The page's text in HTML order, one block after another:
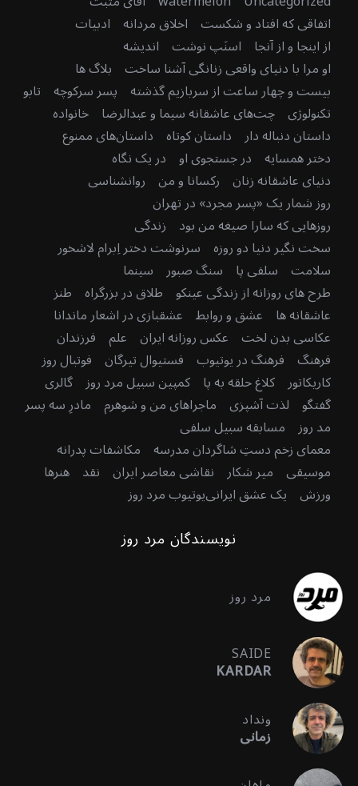
اتفاقی که افتاد و شکست اخلاق مردانه ادبیات
از اینجا و از آنجا اسنَپ نوشت اندیشه
او مرا با دنیای واقعی زنانگی آشنا ساخت بلاگ ها
بیست و چهار ساعت از سربازیم گذشته پسر سرکوچه تابو
تکنولوژی چت‌های عاشقانه سیما و عبدالرضا خانواده
داستان دنباله دار داستان کوتاه داستان‌های ممنوع
دختر همسایه در جستجوی او در یک نگاه
دنیای عاشقانه زنان رکسانا و من روانشناسی
روز شمار یک «پسر مجرد» در تهران
روزهایی که سارا صیغه من بود زندگی
سخت نگیر دنیا دو روزه سرنوشت دختر اِبرام لاشخور
سلامت سلفی پا سنگ صبور سینما
طرح های روزانه از زندگی عینکو طلاق در بزرگراه طنز
عاشقانه ها عشق و روابط عشقبازی در اشعار ماندانا
عکاسی بدن لخت عکس روزانه ایران علم فرزندان
فرهنگ فرهنگ در یوتیوب فستیوال تیرگان فوتبال روز
کاریکاتور کلاغ حلقه به پا کمپین سبیل مرد روز گالری
گفتگو لذت آشپزی ماجراهای من و شوهرم مادرِ سه پسر
مد روز مسابقه سبیل سلفی
معمای زخم دستِ شاگردان مدرسه مکاشفات پدرانه
موسیقی میر شکار نقاشی معاصر ایران نقد هنرها
ورزش یک عشق ایرانییوتیوب مرد روز
نویسندگان مرد روز
مرد روز
SAIDE
KARDAR
ونداد
زمانی